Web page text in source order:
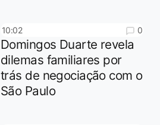
10:02 0
Domingos Duarte revela
dilemas familiares por
trás de negociação com o
São Paulo